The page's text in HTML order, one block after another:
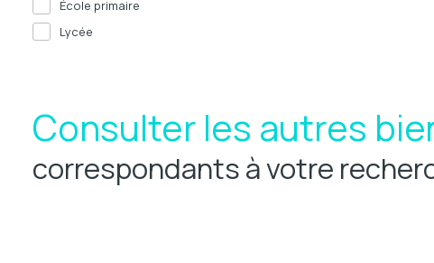
École primaire
Lycée
Consulter les autres
correspondants à votre